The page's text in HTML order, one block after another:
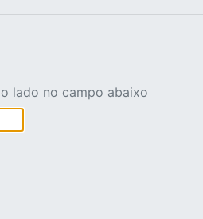
lado no campo abaixo